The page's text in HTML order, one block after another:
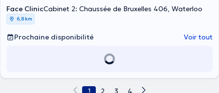
Face ClinicCabinet 2: Chaussée de Bruxelles 406, Waterloo
6,8 km
Prochaine disponibilité Voir tout
1 2 3 4